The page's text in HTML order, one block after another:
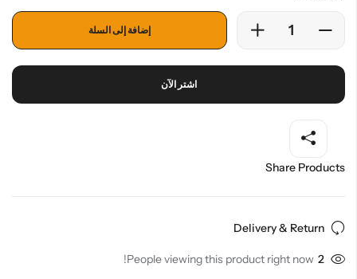
إضافة إلى السلة
اشتر الآن
Share Products
Delivery & Return
2
People viewing this product right now!